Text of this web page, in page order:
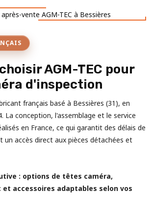
AGM-TEC pour
d'inspection
français basé à Bessières (31), en
La conception, l'assemblage et le service
en France, ce qui garantit des délais de
accès direct aux pièces détachées et
: options de têtes caméra,
et accessoires adaptables selon vos